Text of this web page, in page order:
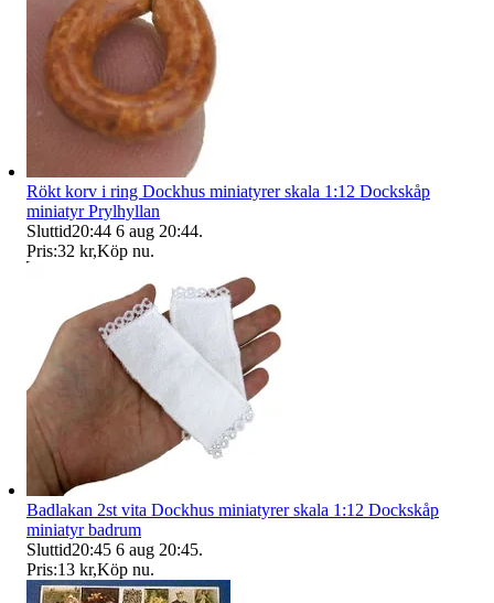
Rökt korv i ring Dockhus miniatyrer skala 1:12 Dockskåp
miniatyr Prylhyllan
Sluttid20:44 6 aug 20:44.
Pris:32 kr,Köp nu.
Badlakan 2st vita Dockhus miniatyrer skala 1:12 Dockskåp
miniatyr badrum
Sluttid20:45 6 aug 20:45.
Pris:13 kr,Köp nu.